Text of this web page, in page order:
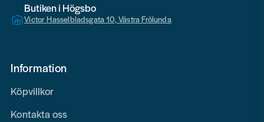
Butiken i Högsbo
Victor Hasselbladsgata 10, Västra Frölunda
Information
Köpvillkor
Kontakta oss